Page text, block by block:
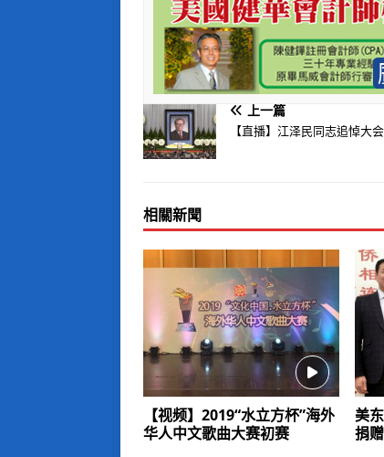
上一篇
【直播】江泽民同志追悼大会
相關新聞
【视频】2019“水立方杯”海外
华人中文歌曲大赛初赛
美
捐